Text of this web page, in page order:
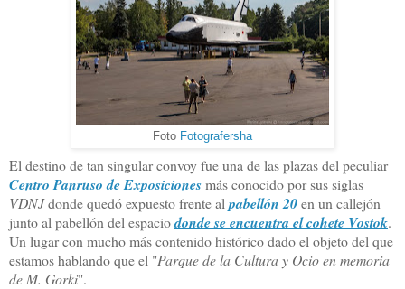
Foto Fotografersha
El destino de tan singular convoy fue una de las plazas del peculiar
Centro Panruso de Exposicionesmás conocido por sus siglas
VDNJdonde quedó expuesto frente al pabellón 20en un callejón
junto al pabellón del espaciodonde se encuentra el cohete Vostok.
Un lugar con mucho más contenido histórico dado el objeto del que
estamos hablando que el "Parque de la Cultura y Ocio en memoria
de M. Gorki".